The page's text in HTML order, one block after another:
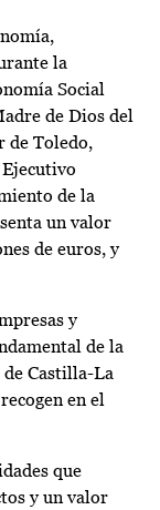
la
Social
de Dios del
de Toledo,
de la
un valor
de euros, y
y
de la
Castilla-La
en el
que
y un valor